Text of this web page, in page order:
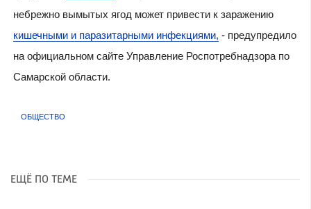
небрежно вымытых ягод может привести к заражению
кишечными и паразитарными инфекциями, - предупредило
на официальном сайте Управление Роспотребнадзора по
Самарской области.
ОБЩЕСТВО
ЕЩЁ ПО ТЕМЕ